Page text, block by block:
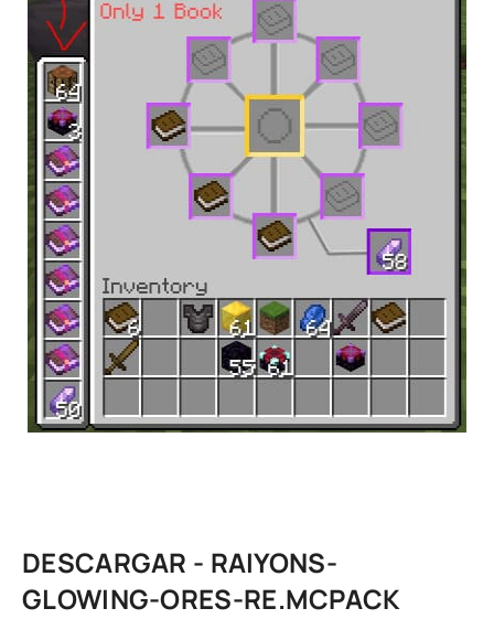
DESCARGAR - RAIYONS-
GLOWING-ORES-RE.MCPACK